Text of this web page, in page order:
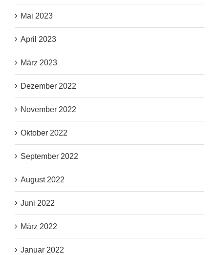
Mai 2023
April 2023
März 2023
Dezember 2022
November 2022
Oktober 2022
September 2022
August 2022
Juni 2022
März 2022
Januar 2022